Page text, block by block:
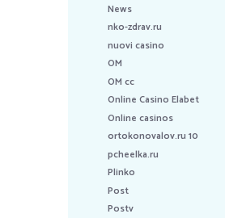
News
nko-zdrav.ru
nuovi casino
OM
OM cc
Online Casino Elabet
Online casinos
ortokonovalov.ru 10
pcheelka.ru
Plinko
Post
Postv